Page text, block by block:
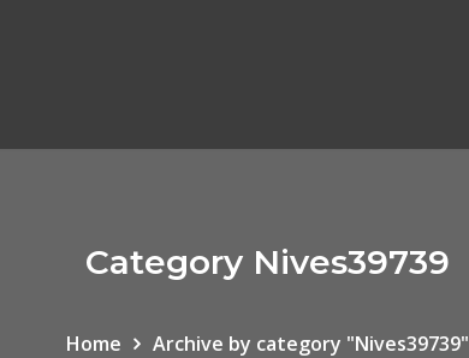
Category Nives39739
Home Archive by category "Nives39739"